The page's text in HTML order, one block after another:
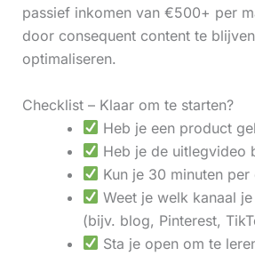
passief inkomen van €500+ per
door consequent content te
optimaliseren.
Checklist – Klaar om te starten?
Heb je een product
Heb je de uitlegvideo
Kun je 30 minuten
Weet je welk kanaal
(bijv. blog, Pinterest,
Sta je open om te